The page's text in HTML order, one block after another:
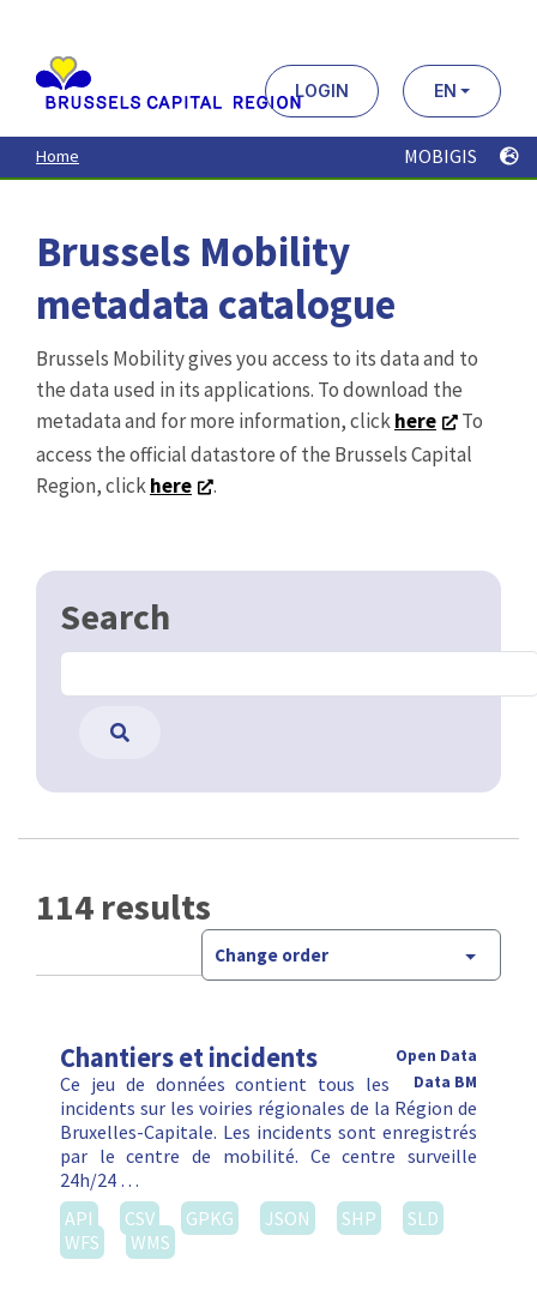
contenu
principal
LOGIN EN
Home MOBIGIS
Brussels Mobility
metadata catalogue
Brussels Mobility gives you access to its data and to
the data used in its applications. To download the
metadata and for more information, clickhere
To
access the official datastore of the Brussels Capital
Region, clickhere .
Search
114 results
Change order
Chantiers et incidents
Open Data
Data BM
Ce jeu de données contient tous les
incidents sur les voiries régionales de la Région de
Bruxelles-Capitale. Les incidents sont enregistrés
par le centre de mobilité. Ce centre surveille
24h/24 …
API
CSV GPKG JSON SHP
SLD
WFS
WMS